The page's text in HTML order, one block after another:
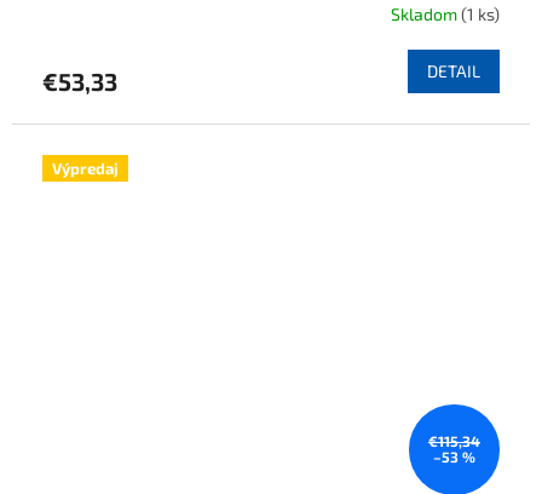
Skladom(1 ks)
€53,33 DETAIL
Výpredaj
€115,34
–53 %